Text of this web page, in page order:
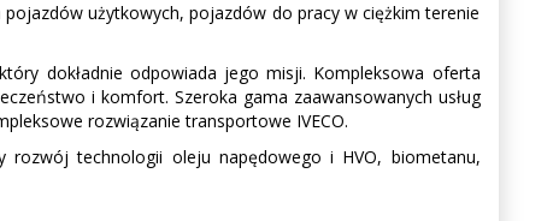
pojazdów użytkowych, pojazdów do pracy w ciężkim terenie
dokładnie odpowiada jego misji. Kompleksowa oferta
i komfort. Szeroka gama zaawansowanych usług
rozwiązanie transportowe IVECO.
rozwój technologii oleju napędowego i HVO, biometanu,